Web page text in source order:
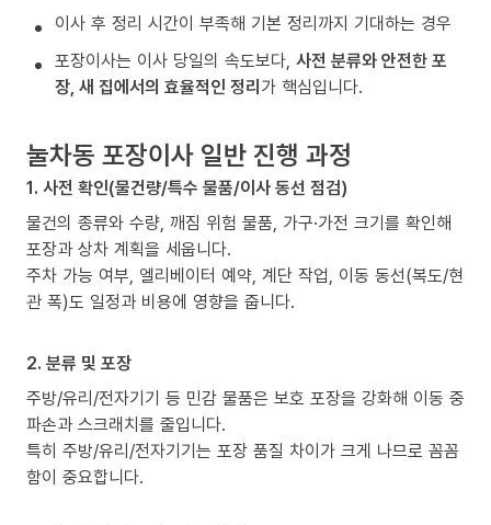
이사 후 정리 시간이 부족해 기본 정리까지 기대하는 경우
포장이사는 이사 당일의 속도보다, 사전 분류와 안전한 포
장, 새 집에서의 효율적인 정리가 핵심입니다.
눌차동 포장이사 일반 진행 과정
1. 사전 확인(물건량/특수 물품/이사 동선 점검)
물건의 종류와 수량, 깨짐 위험 물품, 가구·가전 크기를 확인해
포장과 상차 계획을 세웁니다.
주차 가능 여부, 엘리베이터 예약, 계단 작업, 이동 동선(복도/현
관 폭)도 일정과 비용에 영향을 줍니다.
2. 분류 및 포장
주방/유리/전자기기 등 민감 물품은 보호 포장을 강화해 이동 중
파손과 스크래치를 줄입니다.
특히 주방/유리/전자기기는 포장 품질 차이가 크게 나므로 꼼꼼
함이 중요합니다.